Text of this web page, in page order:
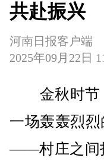
共赴振兴
河南日报客户端
2025年09月22日
金秋时节，
一场轰轰烈
——村庄之间